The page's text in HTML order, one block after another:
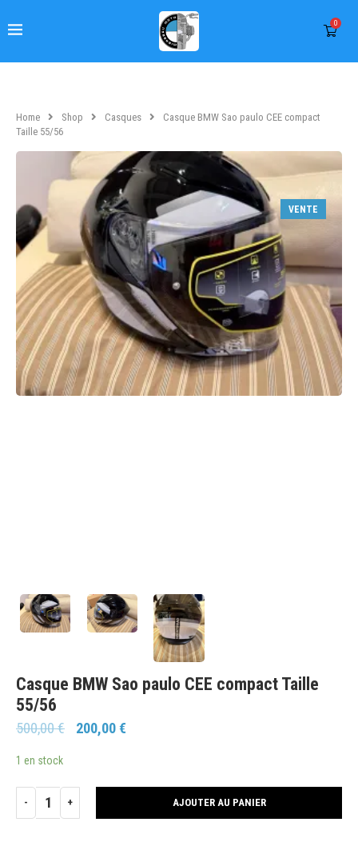
0
Home Shop Casques
Casque BMW Sao paulo CEE compact
Taille 55/56
VENTE
Casque BMW Sao paulo CEE compact Taille
55/56
500,00€ 200,00€
1 en stock
AJOUTER AU PANIER